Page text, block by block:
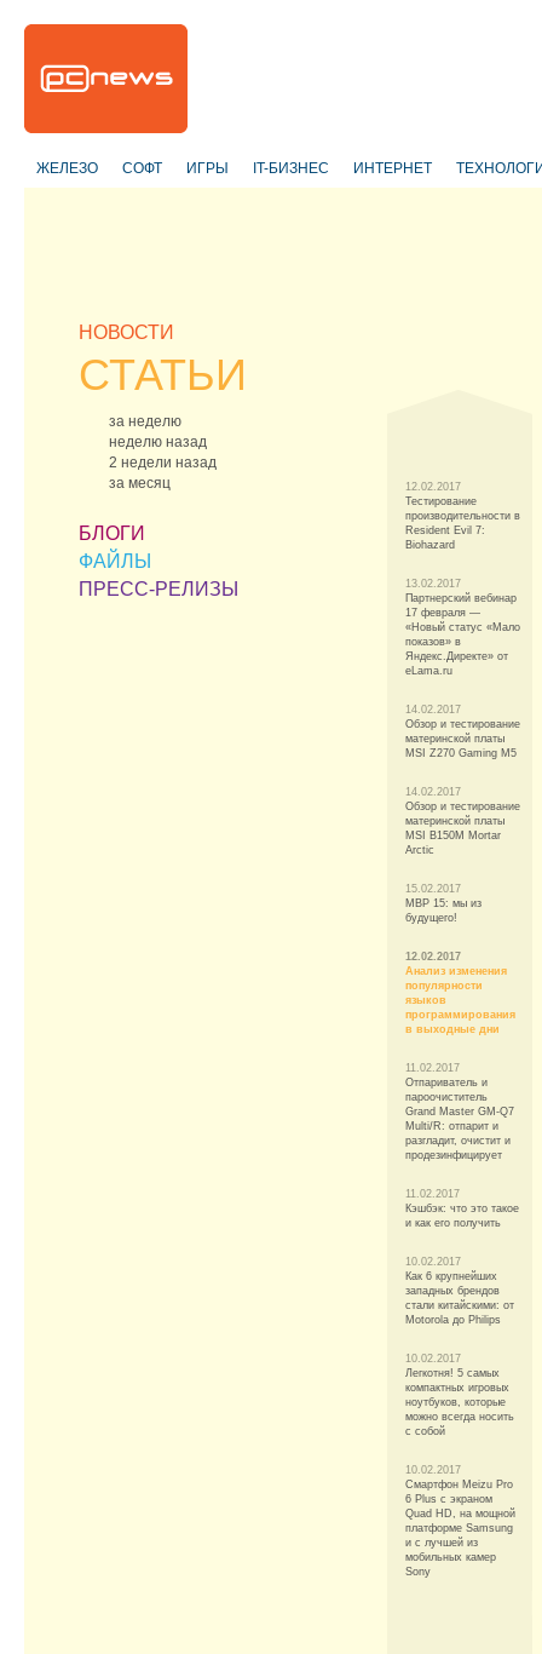
ЖЕЛЕЗО СОФТ ИГРЫ IT-БИЗНЕС ИНТЕРНЕТ
НОВОСТИ
СТАТЬИ
за неделю
неделю назад
2 недели назад
за месяц
БЛОГИ
ФАЙЛЫ
ПРЕСС-РЕЛИЗЫ
12.02.2017
Тестирование
производительности в
Resident Evil 7:
Biohazard
13.02.2017
Партнерский вебинар
17 февраля —
«Новый статус «Мало
показов» в
Яндекс.Директе» от
eLama.ru
14.02.2017
Обзор и тестирование
материнской платы
MSI Z270 Gaming M5
14.02.2017
Обзор и тестирование
материнской платы
MSI B150M Mortar
Arctic
15.02.2017
MBP 15: мы из
будущего!
12.02.2017
Анализ изменения
популярности
языков
программирования
в выходные дни
11.02.2017
Отпариватель и
пароочиститель
Grand Master GM-Q7
Multi/R: отпарит и
разгладит, очистит и
продезинфицирует
11.02.2017
Кэшбэк: что это такое
и как его получить
10.02.2017
Как 6 крупнейших
западных брендов
стали китайскими: от
Motorola до Philips
10.02.2017
Легкотня! 5 самых
компактных игровых
ноутбуков, которые
можно всегда носить
с собой
10.02.2017
Смартфон Meizu Pro
6 Plus с экраном
Quad HD, на мощной
платформе Samsung
и с лучшей из
мобильных камер
Sony